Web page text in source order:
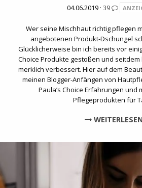
04.06.2019 · 39
Wer seine Mischhaut richtig pflegen
angebotenen Produkt-Dschungel
Glücklicherweise bin ich bereits vor
Choice Produkte gestoßen und
merklich verbessert. Hier auf dem
meinen Blogger-Anfängen von
Paula’s Choice Erfahrungen und
Pflegeprodukten für